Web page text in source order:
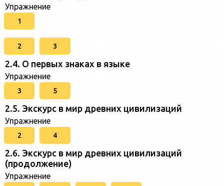
Упражнение
1
2 3
2.4. О первых знаках в языке
Упражнение
3 5
2.5. Экскурс в мир древних цивилизаций
Упражнение
2 4
2.6. Экскурс в мир древних цивилизаций
(продолжение)
Упражнение